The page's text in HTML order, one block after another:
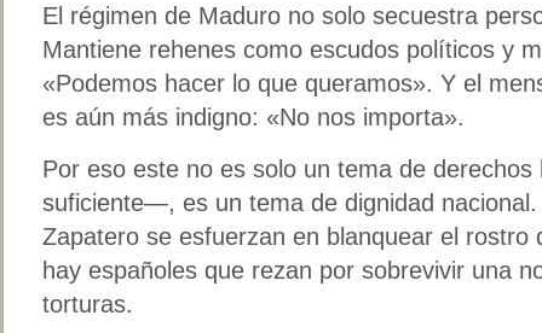
El régimen de Maduro no solo secuestra
Mantiene rehenes como escudos políticos y
«Podemos hacer lo que queramos». Y el
es aún más indigno: «No nos importa».
Por eso este no es solo un tema de
suficiente—, es un tema de dignidad
Zapatero se esfuerzan en blanquear el rostro
hay españoles que rezan por sobrevivir una
torturas.